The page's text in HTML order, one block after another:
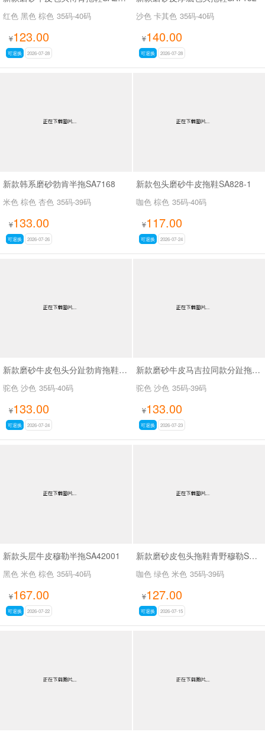
红色 黑色 棕色 35码-40码
¥123.00
可退换 2026-07-28
沙色 卡其色 35码-40码
¥140.00
可退换 2026-07-28
新款韩系磨砂勃肯半拖SA7168
米色 棕色 杏色 35码-39码
¥133.00
可退换 2026-07-26
新款包头磨砂牛皮拖鞋SA828-1
咖色 棕色 35码-40码
¥117.00
可退换 2026-07-24
新款磨砂牛皮包头分趾勃肯拖鞋SA7130
驼色 沙色 35码-40码
¥133.00
可退换 2026-07-24
新款磨砂牛皮马吉拉同款分趾拖鞋SA7130
驼色 沙色 35码-39码
¥133.00
可退换 2026-07-23
新款头层牛皮穆勒半拖SA42001
黑色 米色 棕色 35码-40码
¥167.00
可退换 2026-07-22
新款磨砂皮包头拖鞋青野穆勒SA7129
咖色 绿色 米色 35码-39码
¥127.00
可退换 2026-07-15